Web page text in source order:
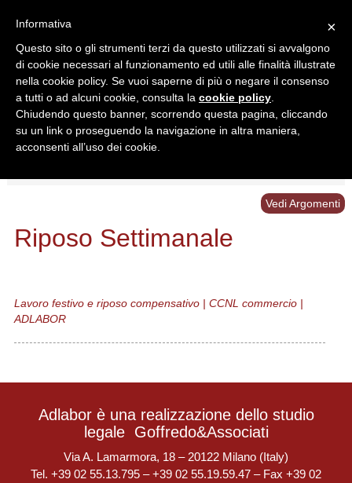
Ricerca in:
Sezione corrente
Tutto il sito
Riposo Settimanale
Lavoro festivo e riposo compensativo | CCNL commercio |
ADLABOR
Vedi Argomenti
Adlabor è una realizzazione dello studio
legale Goffredo&Associati
Via A. Lamarmora, 18 – 20122 Milano (Italy)
Tel. +39 02 55.13.795 – +39 02 55.19.59.47 – Fax +39 02
×
Informativa
Questo sito o gli strumenti terzi da questo utilizzati si avvalgono
di cookie necessari al funzionamento ed utili alle finalità illustrate
nella cookie policy. Se vuoi saperne di più o negare il consenso
a tutti o ad alcuni cookie, consulta la cookie policy
Chiudendo questo banner, scorrendo questa pagina, cliccando
su un link o proseguendo la navigazione in altra maniera,
acconsenti all’uso dei cookie.